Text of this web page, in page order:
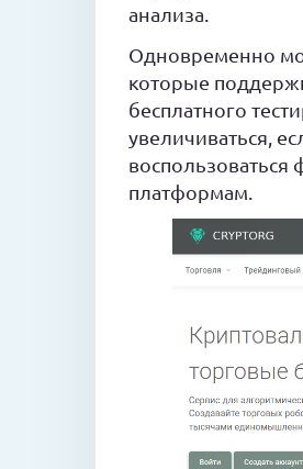
анализа.
Одновременно
которые
бесплатного
увеличиваться,
платформам.